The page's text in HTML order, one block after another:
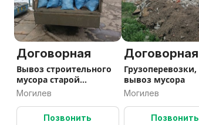
Договорная
Вывоз строительного
мусора старой
мебели+грузчики
Могилев
Позвонить
Договорная
Грузоперевозки,
вывоз мусора
Могилев
Позвонить